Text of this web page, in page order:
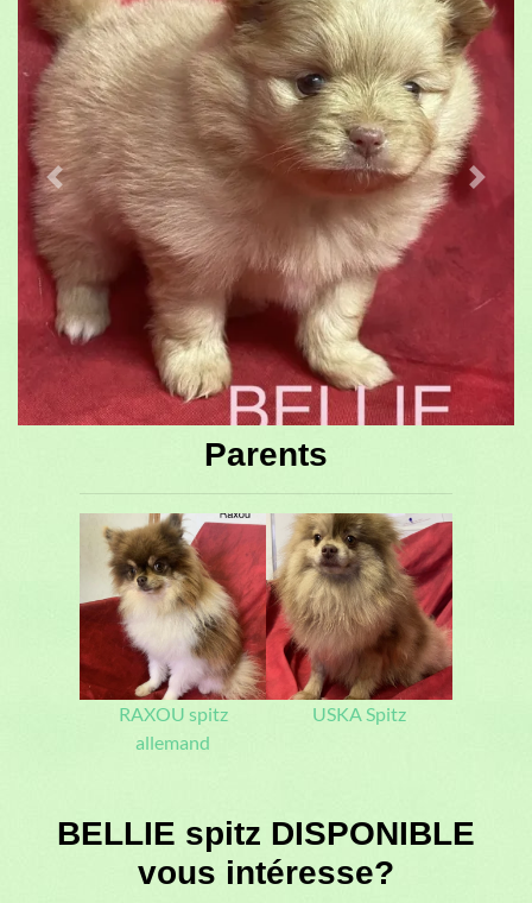
Previous Next
Parents
RAXOU spitz
allemand
USKA Spitz
BELLIE spitz DISPONIBLE
vous intéresse?